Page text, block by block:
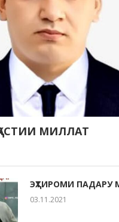
МИЛЛАТ
ЭҲТИРОМИ ПАДАРУ
03.11.2021